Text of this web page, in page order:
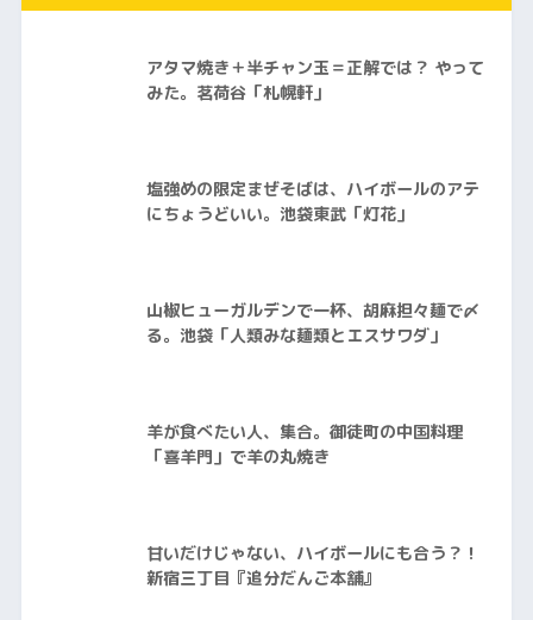
アタマ焼き＋半チャン玉＝正解では？ やって
みた。茗荷谷「札幌軒」
塩強めの限定まぜそばは、ハイボールのアテ
にちょうどいい。池袋東武「灯花」
山椒ヒューガルデンで一杯、胡麻担々麺で〆
る。池袋「人類みな麺類とエスサワダ」
羊が食べたい人、集合。御徒町の中国料理
「喜羊門」で羊の丸焼き
甘いだけじゃない、ハイボールにも合う？！
新宿三丁目『追分だんご本舗』